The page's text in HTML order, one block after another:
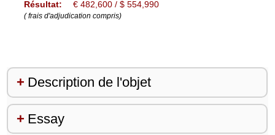
Résultat:
€ 482,600 / $ 554,990
( frais d'adjudication compris)
Description de l'objet
Essay